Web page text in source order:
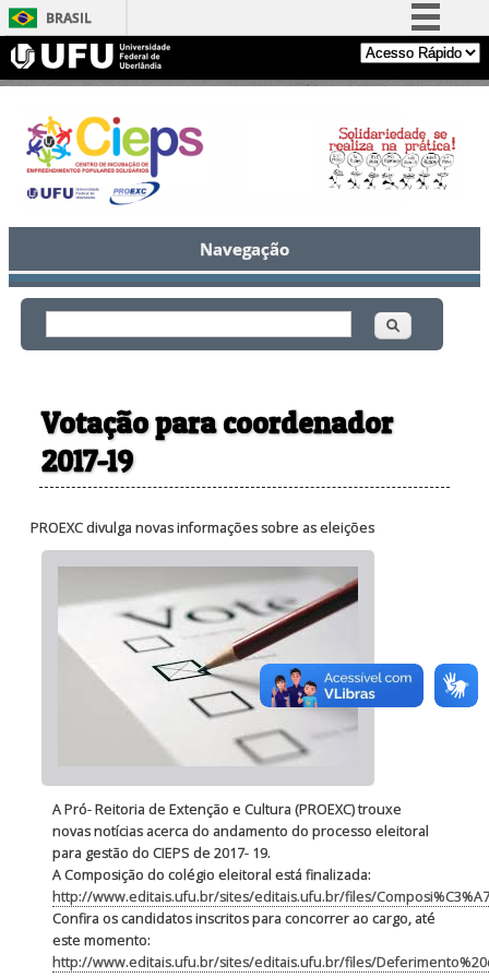
BRASIL
Simplifique!
Comunica BR
Participe
Acesso à informação
Legislação
Canais
Navegação
Formulário de busca
Buscar
Votação para coordenador
2017-19
PROEXC divulga novas informações sobre as eleições
A Pró- Reitoria de Extenção e Cultura (PROEXC) trouxe
novas notícias acerca do andamento do processo eleitoral
para gestão do CIEPS de 2017- 19.
A Composição do colégio eleitoral está finalizada:
http://www.editais.ufu.br/sites/editais.ufu.br/files/
Confira os candidatos inscritos para concorrer ao cargo, até
este momento:
http://www.editais.ufu.br/sites/editais.ufu.br/files/